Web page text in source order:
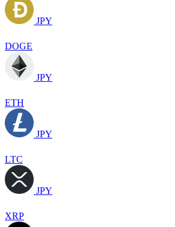
JPY
DOGE
JPY
ETH
JPY
LTC
JPY
XRP